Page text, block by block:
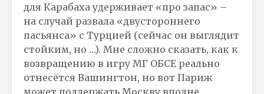
для Карабаха удерживает «про запас» –
на случай развала «двустороннего
пасьянса» с Турцией (сейчас он выглядит
стойким, но …). Мне сложно сказать, как к
возвращению в игру МГ ОБСЕ реально
отнесётся Вашингтон, но вот Париж
может поддержать Москву вполне